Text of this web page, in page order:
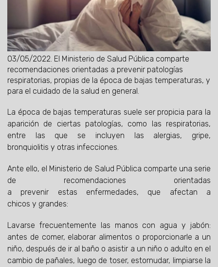
03/05/2022. El Ministerio de Salud Pública comparte
recomendaciones orientadas a prevenir patologías
respiratorias, propias de la época de bajas temperaturas, y
para el cuidado de la salud en general.
La época de bajas temperaturas suele ser propicia para la
aparición de ciertas patologías, como las respiratorias,
entre las que se incluyen las alergias, gripe,
bronquiolitis y otras infecciones.
Ante ello, el Ministerio de Salud Pública comparte una serie
de recomendaciones orientadas
a prevenir estas enfermedades, que afectan a
chicos y grandes:
Lavarse frecuentemente las manos con agua y jabón:
antes de comer, elaborar alimentos o proporcionarle a un
niño, después de ir al baño o asistir a un niño o adulto en el
cambio de pañales, luego de toser, estornudar, limpiarse la